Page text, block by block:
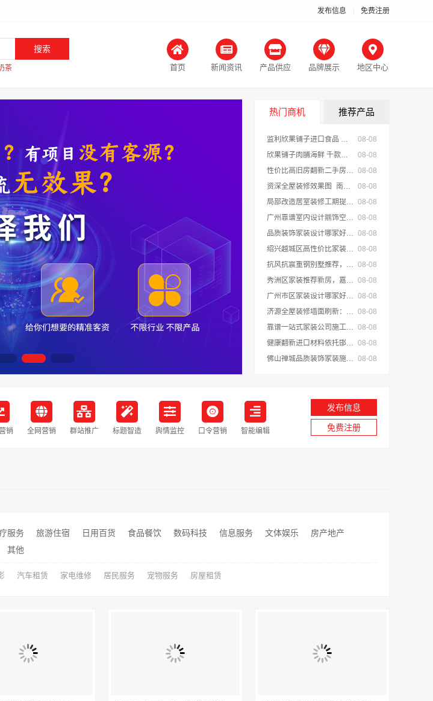
发布信息 免费注册
搜索
茶 首页 新闻资讯 产品供应 品牌展示 地区中心
热门商机 推荐产品
监利欣果铺子进口食品 下次还要买它
08-08
欣果铺子肉脯海鲜 千款产品任你挑选
08-08
性价比高旧房翻新二手房案例，苏州兔哥哥智装新材料口碑见证 08-08
资深全屋装修效果图_南通宏域全宅装饰建材
08-08
局部改造居室装修工期提速，万赢饰家标准流程保障 08-08
广州靠谱室内设计鼎饰空间-广东鼎饰空间装饰工程有限公司 08-08
品质装饰家装设计哪家好佛山市雅居美家建筑装饰工程有限公司 08-08
绍兴越城区高性价比家装环保优质材料绍兴卓鑫装饰材料有限公司 08-08
抗风抗震重钢别墅推荐，云南晟构扎根大理匠心 08-08
秀洲区家装推荐新房，嘉兴锦居装饰材料有限公司一站式整装 08-08
广州市区家装设计哪家好毛坯房，精匠饰家 08-08
济源全屋装修墙面刷新：河南璟臻环保建材有限公司快净 08-08
靠谱一站式家装公司施工首选南通宏域全宅装饰建材有限公司 08-08
健康翻新进口材料依托邯郸至臻全宅新材料有限公司 08-08
佛山禅城品质装饰家装施工，雅居美家一体化家装 08-08
销 全网营销 群站推广 标题智造 舆情监控 口令营销 智能编辑
发布信息
免费注册
服务 旅游住宿 日用百货 食品餐饮 数码科技 信息服务 文体娱乐
房产地产
其他
汽车租赁 家电维修 居民服务 宠物服务 房屋租赁